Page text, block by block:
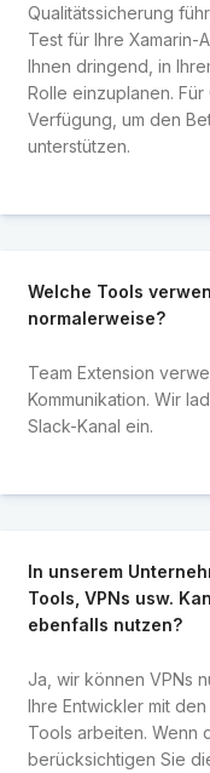
Qualitätssicherung
Test für Ihre Xamarin-
Ihnen dringend, in
Rolle einzuplanen.
Verfügung, um den
unterstützen.
Welche Tools
normalerweise?
Team Extension
Kommunikation. Wir
Slack-Kanal ein.
In unserem
Tools, VPNs usw.
ebenfalls nutzen?
Ja, wir können VPNs
Ihre Entwickler mit
Tools arbeiten. Wenn
berücksichtigen Sie